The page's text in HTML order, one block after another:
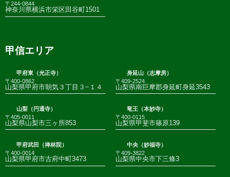
〒244-0844
神奈川県横浜市栄区田谷町1501
甲信エリア
甲府東（光正寺）
〒400-0862
山梨県甲府市朝気３丁目３−１４
身延山（志摩房）
〒409-2524
山梨県南巨摩郡身延町身延3543
山梨（円通寺）
〒405-0011
山梨県山梨市三ヶ所853
竜王（本妙寺）
〒400-0115
山梨県甲斐市篠原139
甲府武田（禅林院）
〒400-0014
山梨県甲府市古府中町3473
中央（妙福寺）
〒409-3822
山梨県中央市下三條3